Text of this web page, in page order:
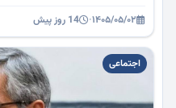
۱۴۰۵/۰۵/۰۲· 14 روز پیش
اجتماعی